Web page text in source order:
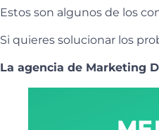
Estos son algunos de los
Si quieres solucionar los
La agencia de Marketing